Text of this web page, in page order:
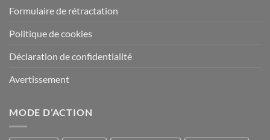
Formulaire de rétractation
Politique de cookies
Déclaration de confidentialité
Avertissement
MODE D’ACTION